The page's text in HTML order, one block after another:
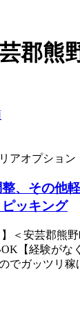
郡熊
アオプション
、その他
ッキング
】＜安芸郡熊
【経験がな
でガッツリ稼